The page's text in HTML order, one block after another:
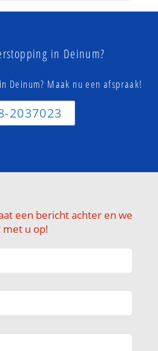
in Deinum?
Deinum? Maak nu een afspraak!
2037023
een bericht achter en we
u op!